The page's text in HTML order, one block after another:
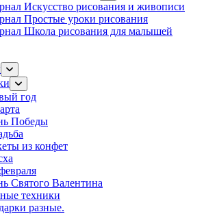
Искусство рисования и живописи
Простые уроки рисования
Школа рисования для малышей
год
Победы
из конфет
Святого Валентина
техники
разные.